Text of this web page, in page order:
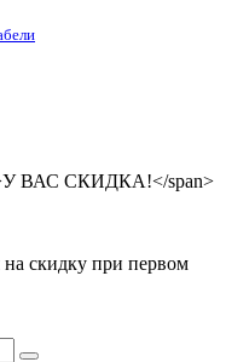
скидку при первом